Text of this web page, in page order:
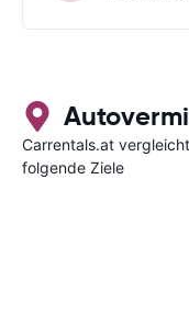
Carrentals.at
folgende Ziele